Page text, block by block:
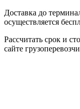
Доставка до
осуществляется
Рассчитать срок и
сайте